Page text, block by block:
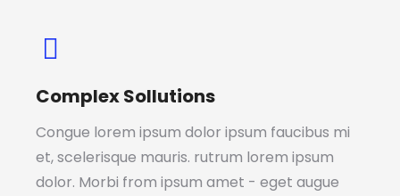
Complex Sollutions
Congue lorem ipsum dolor ipsum faucibus mi
et, scelerisque mauris. rutrum lorem ipsum
dolor. Morbi from ipsum amet - eget augue